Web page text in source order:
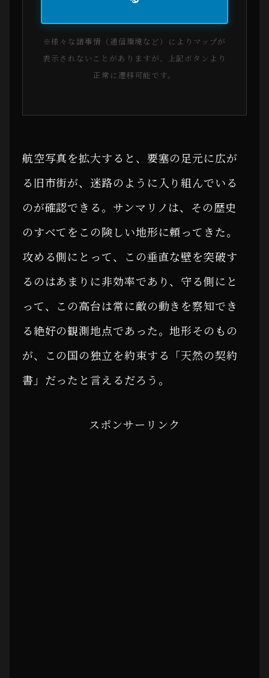
※様々な諸事情（通信環境など）によりマップが
表示されないことがありますが、上記ボタンより
正常に遷移可能です。
航空写真を拡大すると、要塞の足元に広が
る旧市街が、迷路のように入り組んでいる
のが確認できる。サンマリノは、その歴史
のすべてをこの険しい地形に頼ってきた。
攻める側にとって、この垂直な壁を突破す
るのはあまりに非効率であり、守る側にと
って、この高台は常に敵の動きを察知でき
る絶好の観測地点であった。地形そのもの
が、この国の独立を約束する「天然の契約
書」だったと言えるだろう。
スポンサーリンク